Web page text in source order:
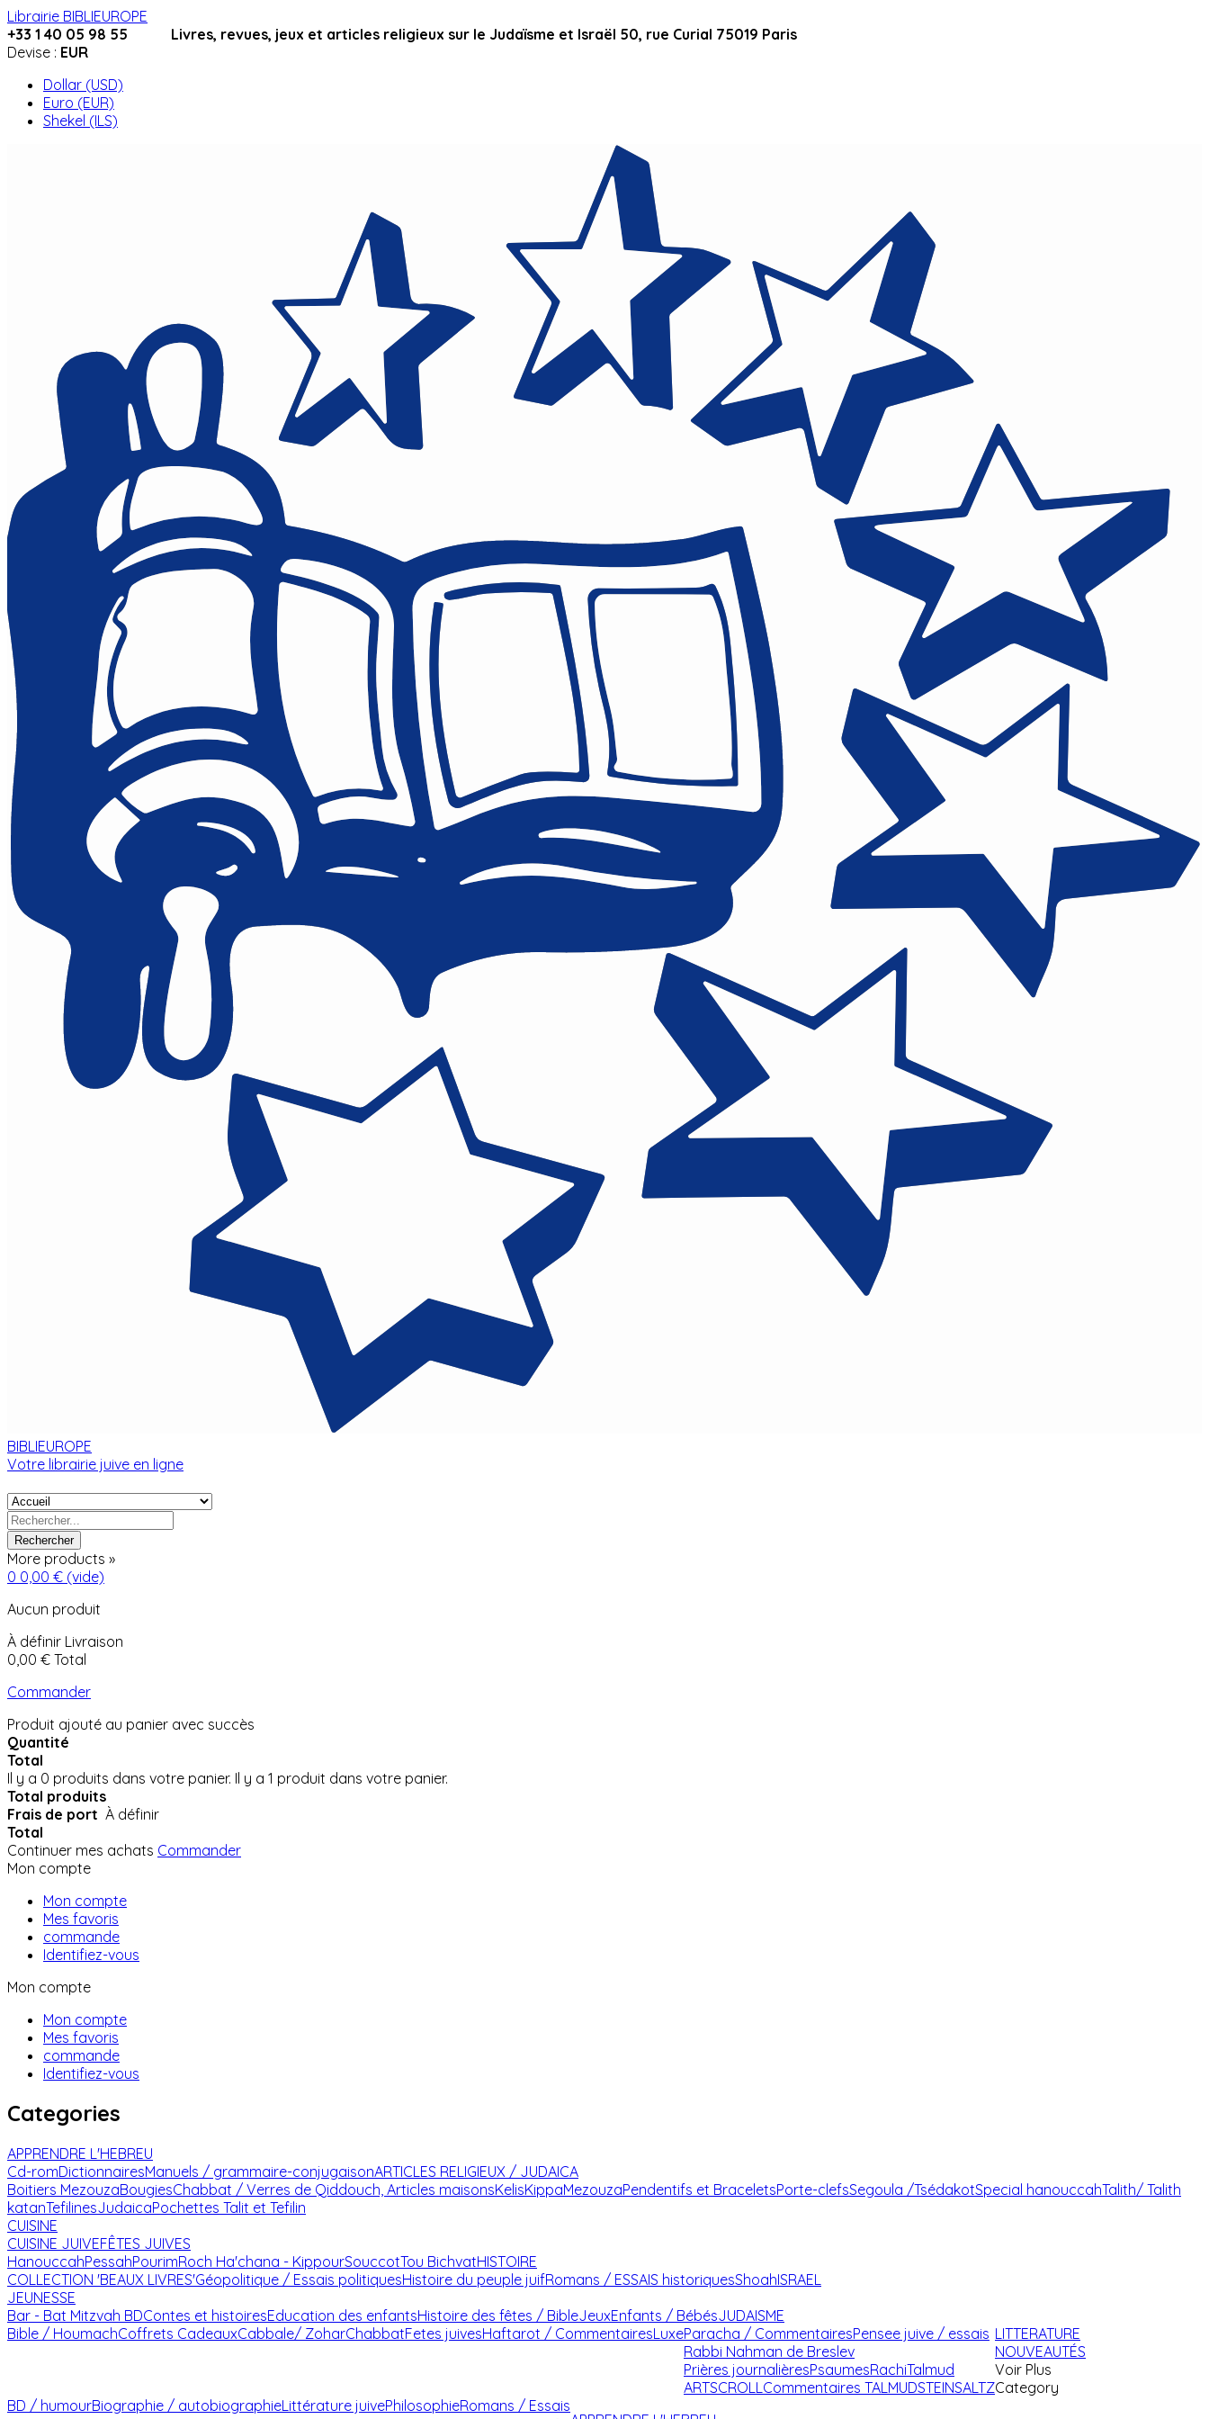
Librairie BIBLIEUROPE
+33 1 40 05 98 55 Livres, revues, jeux et articles religieux sur le Judaïsme et Israël 50, rue Curial 75019 Paris
Devise : EUR
Dollar (USD)
Euro (EUR)
Shekel (ILS)
BIBLIEUROPE
Votre librairie juive en ligne
Rechercher
More products »
0 0,00 € (vide)
Aucun produit
À définir Livraison
0,00 € Total
Commander
Produit ajouté au panier avec succès
Quantité
Total
Il y a 0 produits dans votre panier. Il y a 1 produit dans votre panier.
Total produits
Frais de port À définir
Total
Continuer mes achats Commander
Mon compte
Mon compte
Mes favoris
commande
Identifiez-vous
Mon compte
Mon compte
Mes favoris
commande
Identifiez-vous
Categories
APPRENDRE L'HEBREU
Cd-romDictionnairesManuels / grammaire-conjugaisonARTICLES RELIGIEUX / JUDAICA
Boitiers MezouzaBougiesChabbat / Verres de Qiddouch, Articles maisonsKelisKippaMezouzaPendentifs et BraceletsPorte-clefsSegoula /TsédakotSpecial hanouccahTalith/ Talith
katanTefilinesJudaicaPochettes Talit et Tefilin
CUISINE
CUISINE JUIVEFÊTES JUIVES
HanouccahPessahPourimRoch Ha'chana - KippourSouccotTou BichvatHISTOIRE
COLLECTION 'BEAUX LIVRES'Géopolitique / Essais politiquesHistoire du peuple juifRomans / ESSAIS historiquesShoahISRAEL
JEUNESSE
Bar - Bat Mitzvah BDContes et histoiresEducation des enfantsHistoire des fêtes / BibleJeuxEnfants / BébésJUDAISME
Bible / HoumachCoffrets CadeauxCabbale/ ZoharChabbatFetes juivesHaftarot / CommentairesLuxeParacha / CommentairesPensee juive / essais
Rabbi Nahman de Breslev
Prières journalièresPsaumesRachiTalmud
ARTSCROLLCommentaires TALMUDSTEINSALTZ
LITTERATURE
BD / humourBiographie / autobiographieLittérature juivePhilosophieRomans / Essais
NOUVEAUTÉS
Voir Plus
Category